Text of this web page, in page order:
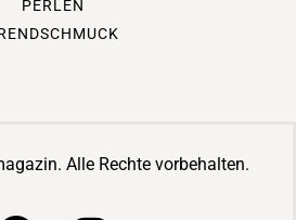
PERLEN
Alle Rechte vorbehalten.